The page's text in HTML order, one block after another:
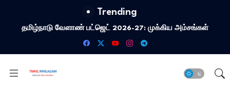
Trending
தமிழ்நாடு வேளாண் பட்ஜெட் 2026-27: முக்கிய அம்சங்கள்